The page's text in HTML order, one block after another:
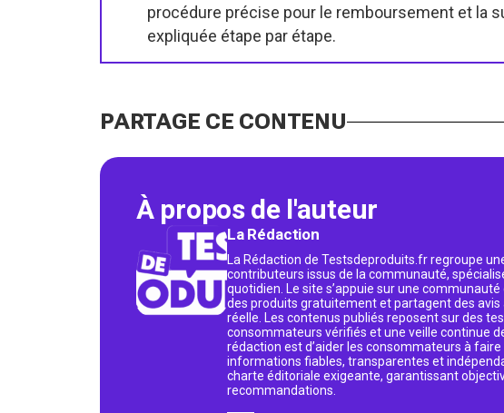
procédure précise pour le remboursement et la
expliquée étape par étape.
PARTAGE CE CONTENU
À propos de l'auteur
La Rédaction
La Rédaction de Testsdeproduits.fr regroupe
contributeurs issus de la communauté,
quotidien. Le site s’appuie sur une
des produits gratuitement et partagent des
réelle. Les contenus publiés reposent sur des
consommateurs vérifiés et une veille continue
rédaction est d’aider les consommateurs à
informations fiables, transparentes et
charte éditoriale exigeante, garantissant
recommandations.